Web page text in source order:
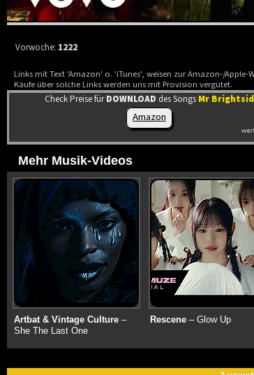
Vorwoche: 1222
Links mit Text 'Amazon' o. 'iTunes', weisen zur Amazon-/Apple-
Käufe über solche Links werden uns mit Provision vergütet.
Check Preise fürDOWNLOAD des Songs Mr
Amazon
Mehr Musik-Videos
Artbat & Vintage Culture–
She The Last One
Rescene– Glow Up